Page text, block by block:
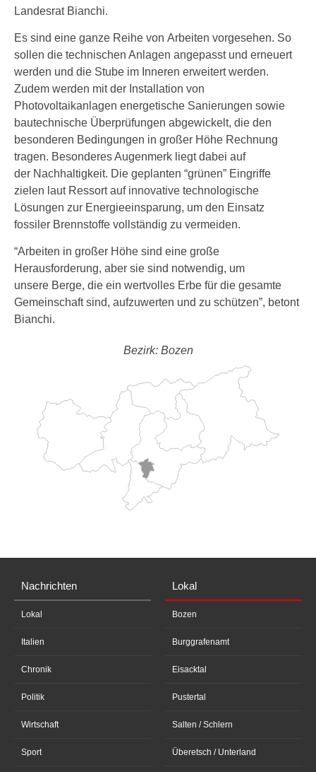
Landesrat Bianchi.
Es sind eine ganze Reihe von Arbeiten vorgesehen. So
sollen die technischen Anlagen angepasst und erneuert
werden und die Stube im Inneren erweitert werden.
Zudem werden mit der Installation von
Photovoltaikanlagen energetische Sanierungen sowie
bautechnische Überprüfungen abgewickelt, die den
besonderen Bedingungen in großer Höhe Rechnung
tragen. Besonderes Augenmerk liegt dabei auf
der Nachhaltigkeit. Die geplanten “grünen” Eingriffe
zielen laut Ressort auf innovative technologische
Lösungen zur Energieeinsparung, um den Einsatz
fossiler Brennstoffe vollständig zu vermeiden.
“Arbeiten in großer Höhe sind eine große
Herausforderung, aber sie sind notwendig, um
unsere Berge, die ein wertvolles Erbe für die gesamte
Gemeinschaft sind, aufzuwerten und zu schützen”, betont
Bianchi.
Bezirk: Bozen
Nachrichten
Lokal
Italien
Chronik
Politik
Wirtschaft
Sport
Lokal
Bozen
Burggrafenamt
Eisacktal
Pustertal
Salten / Schlern
Überetsch / Unterland